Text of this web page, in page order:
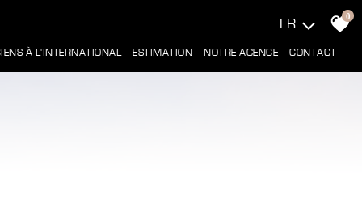
FR
0
BIENS À L'INTERNATIONAL ESTIMATION NOTRE AGENCE CONTACT